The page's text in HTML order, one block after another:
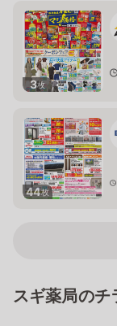
3枚
44枚
スギ薬局のチ